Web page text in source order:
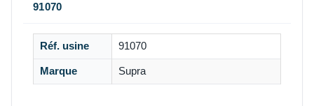
91070
Réf. usine 91070
Marque Supra